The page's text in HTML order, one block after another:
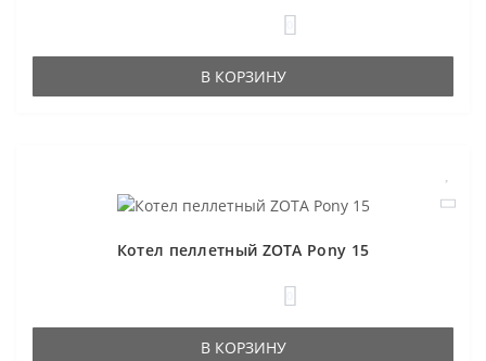
В КОРЗИНУ
Котел пеллетный ZOTA Pony 15
В КОРЗИНУ